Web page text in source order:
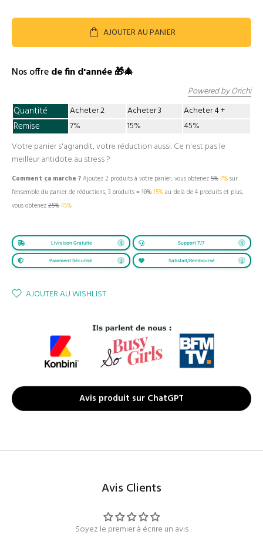
AJOUTER AU PANIER
Nos offrede fin d'année 🎁🎄
Powered by Orichi
Quantité Acheter 2 Acheter 3 Acheter 4
Remise 7% 15%
45%
Votre panier s'agrandit, votre réduction aussi. Ce n'est pas le
meilleur antidote au stress ?
Comment ça marche ?Ajoutez 2 produits à votre panier, vous obtenez5%7%sur
l'ensemble du panier de réductions, 3 produits = 10%15%au-delà de 4 produits et plus,
vous obtenez25%45%
Livraison Gratuite Support 7/7
Paiement Sécurisé Satisfait/Remboursé
AJOUTER AU WISHLIST
Avis produit sur ChatGPT
Avis Clients
Soyez le premier à écrire un avis